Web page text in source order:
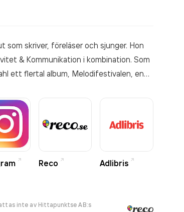
skriver, föreläser och sjunger. Hon
& Kommunikation i kombination. Som
ett flertal album, Melodifestivalen, en
och psykologi med skrivandet
och föreläsningar utifrån sina böcker.
Reco Adlibris
inte av Hittapunktse AB:s